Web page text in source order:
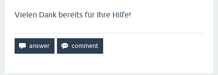
Vielen Dank bereits für Ihre Hilfe!